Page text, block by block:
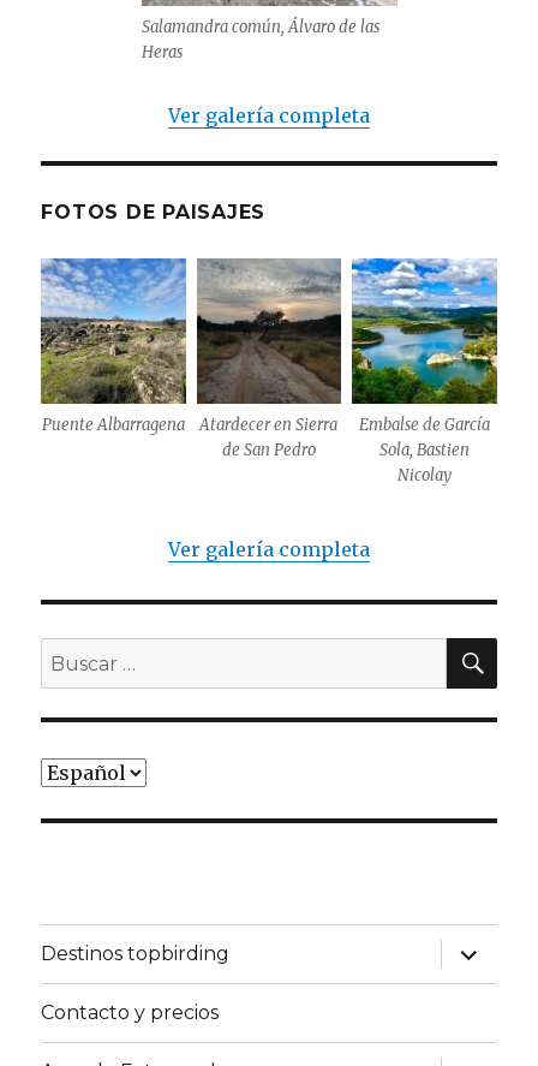
Salamandra común, Álvaro de las
Heras
Ver galería completa
FOTOS DE PAISAJES
Puente Albarragena
Atardecer en Sierra
de San Pedro
Embalse de García
Sola, Bastien
Nicolay
Ver galería completa
Buscar
por:
Elegir
Destinos topbirding
expande
el
menú
Contacto y precios